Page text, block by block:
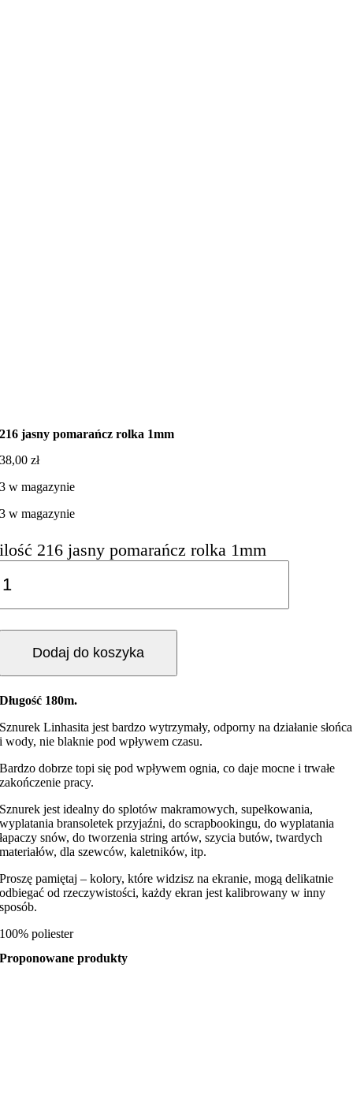
216 jasny pomarańcz rolka 1mm
38,00zł
3 w magazynie
3 w magazynie
ilość 216 jasny pomarańcz rolka 1mm
Dodaj do koszyka
Długość 180m.
Sznurek Linhasita jest bardzo wytrzymały, odporny na działanie słońca
i wody, nie blaknie pod wpływem czasu.
Bardzo dobrze topi się pod wpływem ognia, co daje mocne i trwałe
zakończenie pracy.
Sznurek jest idealny do splotów makramowych, supełkowania,
wyplatania bransoletek przyjaźni, do scrapbookingu, do wyplatania
łapaczy snów, do tworzenia string artów, szycia butów, twardych
materiałów, dla szewców, kaletników, itp.
Proszę pamiętaj – kolory, które widzisz na ekranie, mogą delikatnie
odbiegać od rzeczywistości, każdy ekran jest kalibrowany w inny
sposób.
100% poliester
Proponowane produkty